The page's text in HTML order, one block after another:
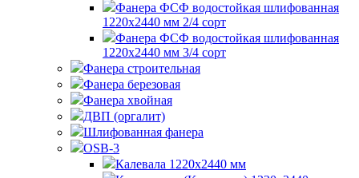
Фанера ФСФ водостойкая шлифованная
1220х2440 мм 2/4 сорт
Фанера ФСФ водостойкая шлифованная
1220х2440 мм 3/4 сорт
Фанера строительная
Фанера березовая
Фанера хвойная
ДВП (оргалит)
Шлифованная фанера
OSB-3
Калевала 1220х2440 мм